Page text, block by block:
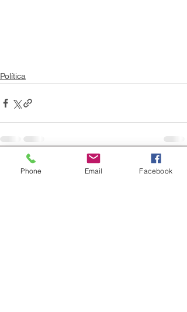
Política
Entradas recientes Ver todo
Phone Email Facebook